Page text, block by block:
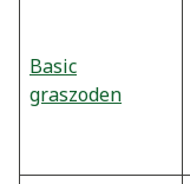
Basic
graszoden